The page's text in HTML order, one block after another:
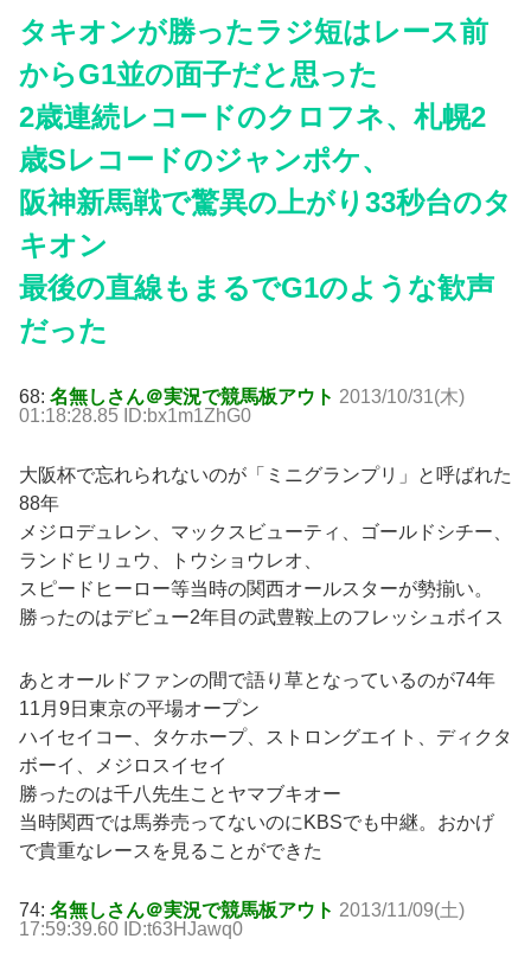
タキオンが勝ったラジ短はレース前
からG1並の面子だと思った
2歳連続レコードのクロフネ、札幌2
歳Sレコードのジャンポケ、
阪神新馬戦で驚異の上がり33秒台のタ
キオン
最後の直線もまるでG1のような歓声
だった
68: 名無しさん＠実況で競馬板アウト 2013/10/31(木)
01:18:28.85 ID:bx1m1ZhG0
大阪杯で忘れられないのが「ミニグランプリ」と呼ばれた
88年
メジロデュレン、マックスビューティ、ゴールドシチー、
ランドヒリュウ、トウショウレオ、
スピードヒーロー等当時の関西オールスターが勢揃い。
勝ったのはデビュー2年目の武豊鞍上のフレッシュボイス
あとオールドファンの間で語り草となっているのが74年
11月9日東京の平場オープン
ハイセイコー、タケホープ、ストロングエイト、ディクタ
ボーイ、メジロスイセイ
勝ったのは千八先生ことヤマブキオー
当時関西では馬券売ってないのにKBSでも中継。おかげ
で貴重なレースを見ることができた
74: 名無しさん＠実況で競馬板アウト 2013/11/09(土)
17:59:39.60 ID:t63HJawq0